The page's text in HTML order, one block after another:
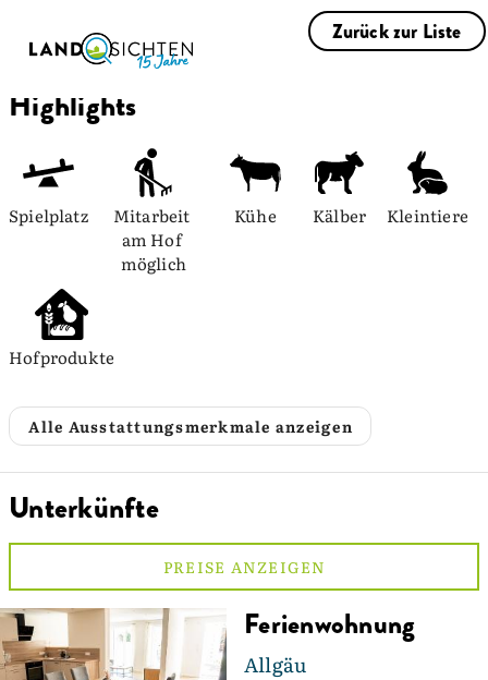
Zurück zur Liste
Highlights
Spielplatz
Mitarbeit
am Hof
möglich
Kühe Kälber Kleintiere
Hofprodukte
Alle Ausstattungsmerkmale anzeigen
Unterkünfte
PREISE ANZEIGEN
Ferienwohnung
Allgäu